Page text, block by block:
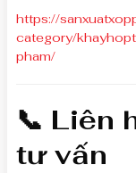
https://
category/
pham/
📞 Liên
tư vấn